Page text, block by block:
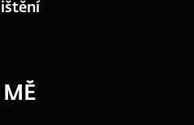
MĚ